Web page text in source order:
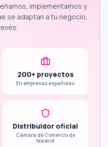
implementamos y
se adaptan a tu negocio,
200+ proyectos
En empresas españolas
Distribuidor oficial
Cámara de Comercio de
Madrid